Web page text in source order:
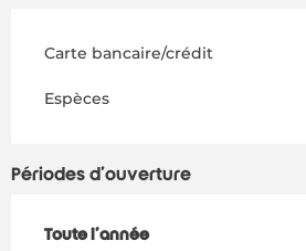
Carte bancaire/crédit
Espèces
Périodes d'ouverture
Toute l'année
Toute l'année